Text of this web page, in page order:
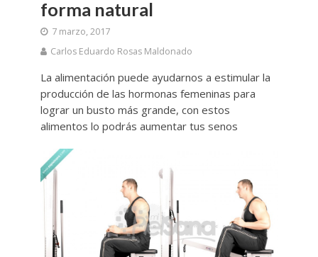
forma natural
7 marzo, 2017
Carlos Eduardo Rosas Maldonado
La alimentación puede ayudarnos a estimular la
producción de las hormonas femeninas para
lograr un busto más grande, con estos
alimentos lo podrás aumentar tus senos